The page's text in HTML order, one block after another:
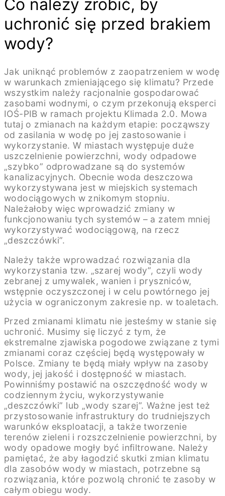
Co należy zrobić, by
uchronić się przed brakiem
wody?
Jak uniknąć problemów z zaopatrzeniem w wodę
w warunkach zmieniającego się klimatu? Przede
wszystkim należy racjonalnie gospodarować
zasobami wodnymi, o czym przekonują eksperci
IOŚ-PIB w ramach projektu Klimada 2.0. Mowa
tutaj o zmianach na każdym etapie: począwszy
od zasilania w wodę po jej zastosowanie i
wykorzystanie. W miastach występuje duże
uszczelnienie powierzchni, wody odpadowe
„szybko” odprowadzane są do systemów
kanalizacyjnych. Obecnie woda deszczowa
wykorzystywana jest w miejskich systemach
wodociągowych w znikomym stopniu.
Należałoby więc wprowadzić zmiany w
funkcjonowaniu tych systemów – a zatem mniej
wykorzystywać wodociągową, na rzecz
„deszczówki”.
Należy także wprowadzać rozwiązania dla
wykorzystania tzw. „szarej wody”, czyli wody
zebranej z umywalek, wanien i pryszniców,
wstępnie oczyszczonej i w celu powtórnego jej
użycia w ograniczonym zakresie np. w toaletach.
Przed zmianami klimatu nie jesteśmy w stanie się
uchronić. Musimy się liczyć z tym, że
ekstremalne zjawiska pogodowe związane z tymi
zmianami coraz częściej będą występowały w
Polsce. Zmiany te będą miały wpływ na zasoby
wody, jej jakość i dostępność w miastach.
Powinniśmy postawić na oszczędność wody w
codziennym życiu, wykorzystywanie
„deszczówki” lub „wody szarej”. Ważne jest też
przystosowanie infrastruktury do trudniejszych
warunków eksploatacji, a także tworzenie
terenów zieleni i rozszczelnienie powierzchni, by
wody opadowe mogły być infiltrowane. Należy
pamiętać, że aby łagodzić skutki zmian klimatu
dla zasobów wody w miastach, potrzebne są
rozwiązania, które pozwolą chronić te zasoby w
całym obiegu wody.